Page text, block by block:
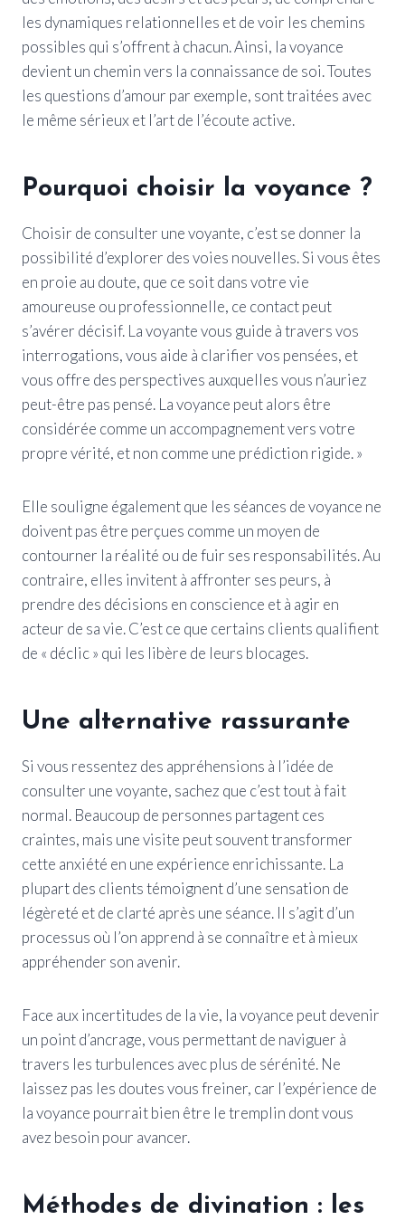
les dynamiques relationnelles et de voir les chemins
possibles qui s’offrent à chacun. Ainsi, la voyance
devient un chemin vers la connaissance de soi. Toutes
les questions d’amour par exemple, sont traitées avec
le même sérieux et l’art de l’écoute active.
Pourquoi choisir la voyance ?
Choisir de consulter une voyante, c’est se donner la
possibilité d’explorer des voies nouvelles. Si vous êtes
en proie au doute, que ce soit dans votre vie
amoureuse ou professionnelle, ce contact peut
s’avérer décisif. La voyante vous guide à travers vos
interrogations, vous aide à clarifier vos pensées, et
vous offre des perspectives auxquelles vous n’auriez
peut-être pas pensé. La voyance peut alors être
considérée comme un accompagnement vers votre
propre vérité, et non comme une prédiction rigide. »
Elle souligne également que les séances de voyance ne
doivent pas être perçues comme un moyen de
contourner la réalité ou de fuir ses responsabilités. Au
contraire, elles invitent à affronter ses peurs, à
prendre des décisions en conscience et à agir en
acteur de sa vie. C’est ce que certains clients qualifient
de « déclic » qui les libère de leurs blocages.
Une alternative rassurante
Si vous ressentez des appréhensions à l’idée de
consulter une voyante, sachez que c’est tout à fait
normal. Beaucoup de personnes partagent ces
craintes, mais une visite peut souvent transformer
cette anxiété en une expérience enrichissante. La
plupart des clients témoignent d’une sensation de
légèreté et de clarté après une séance. Il s’agit d’un
processus où l’on apprend à se connaître et à mieux
appréhender son avenir.
Face aux incertitudes de la vie, la voyance peut devenir
un point d’ancrage, vous permettant de naviguer à
travers les turbulences avec plus de sérénité. Ne
laissez pas les doutes vous freiner, car l’expérience de
la voyance pourrait bien être le tremplin dont vous
avez besoin pour avancer.
Méthodes de divination : les